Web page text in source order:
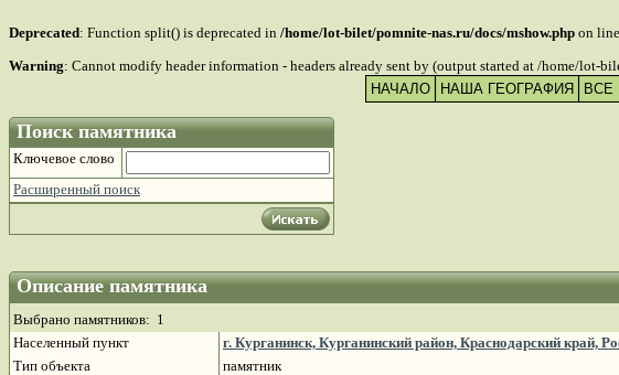
Deprecated: Function split() is deprecated in /home/lot-bilet/pomnite-nas.ru/docs/mshow.php on line
Warning: Cannot modify header information - headers already sent by (output started at /home/lot-
НАЧАЛО НАША ГЕОГРАФИЯ ВСЕ
Поиск памятника
Ключевое слово
Расширенный поиск
Описание памятника
Выбрано памятников: 1
Населенный пункт
г. Курганинск, Курганинский район, Краснодарский край,
Тип объекта
памятник